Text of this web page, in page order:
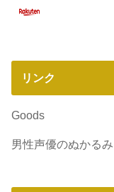
リンク
Goods
男性声優のぬかる